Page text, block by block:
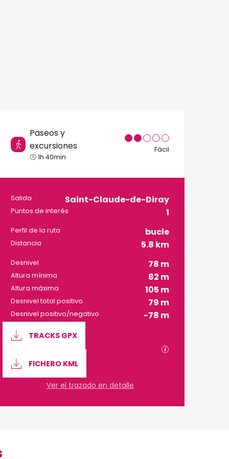
Paseos y
excursiones
1h 40min
Fácil
Información
Salida Saint-Claude-de-Diray
Puntos de interés 1
Perfil de la ruta bucle
Distancia 5.8 km
Desnivel 78 m
Altura mínima 82 m
Altura máxima 105 m
Desnivel total positivo 79 m
Desnivel positivo/negativo -78 m
Documentación
TRACKS GPX
FICHERO KML
Los archivos
Ver el trazado en detalle